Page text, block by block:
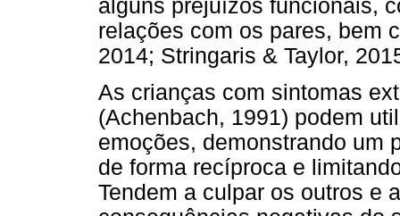
alguns prejuízos funcionais,
relações com os pares, bem
2014; Stringaris & Taylor,
As crianças com sintomas
(Achenbach, 1991) podem
emoções, demonstrando um
de forma recíproca e
Tendem a culpar os outros e